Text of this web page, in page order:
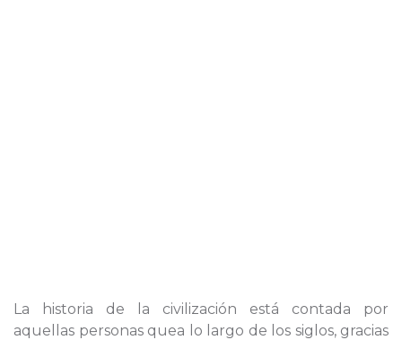
La historia de la civilización está contada por
aquellas personas quea lo largo de los siglos, gracias